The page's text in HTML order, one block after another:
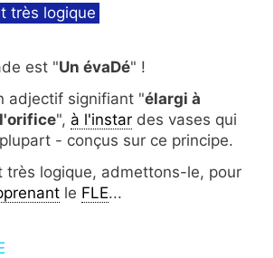
très logique
est "Un évaDé" !
adjectif signifiant "élargi à
", à l'instar des vases qui
- conçus sur ce principe.
très logique, admettons-le, pour
le FLE...